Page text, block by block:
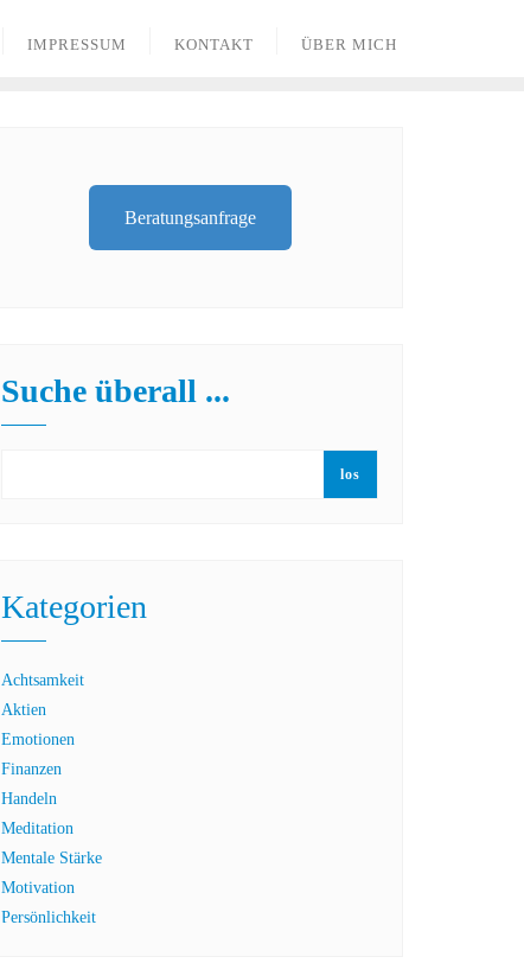
IMPRESSUM KONTAKT ÜBER MICH
Beratungsanfrage
Suche überall ...
los
Kategorien
Achtsamkeit
Aktien
Emotionen
Finanzen
Handeln
Meditation
Mentale Stärke
Motivation
Persönlichkeit